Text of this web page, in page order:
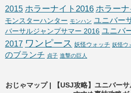
2015 ホラーナイト2016 ホラー
モンスターハンター モンハン ユニバー
バーサルジャンプサマー 2016 ユニバ
2017 ワンピース 妖怪ウォッチ 妖怪ウ
のブランチ 貞子 進撃の巨人
おじゃマップ | 【USJ攻略】ユニバー